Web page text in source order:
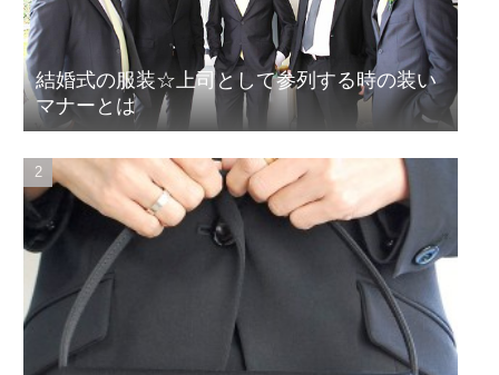
結婚式の服装☆上司として参列する時の装い
マナーとは